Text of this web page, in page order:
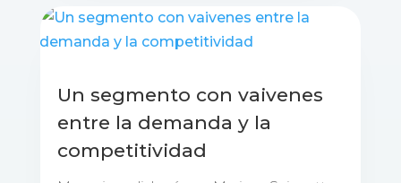
Un segmento con vaivenes
entre la demanda y la
competitividad